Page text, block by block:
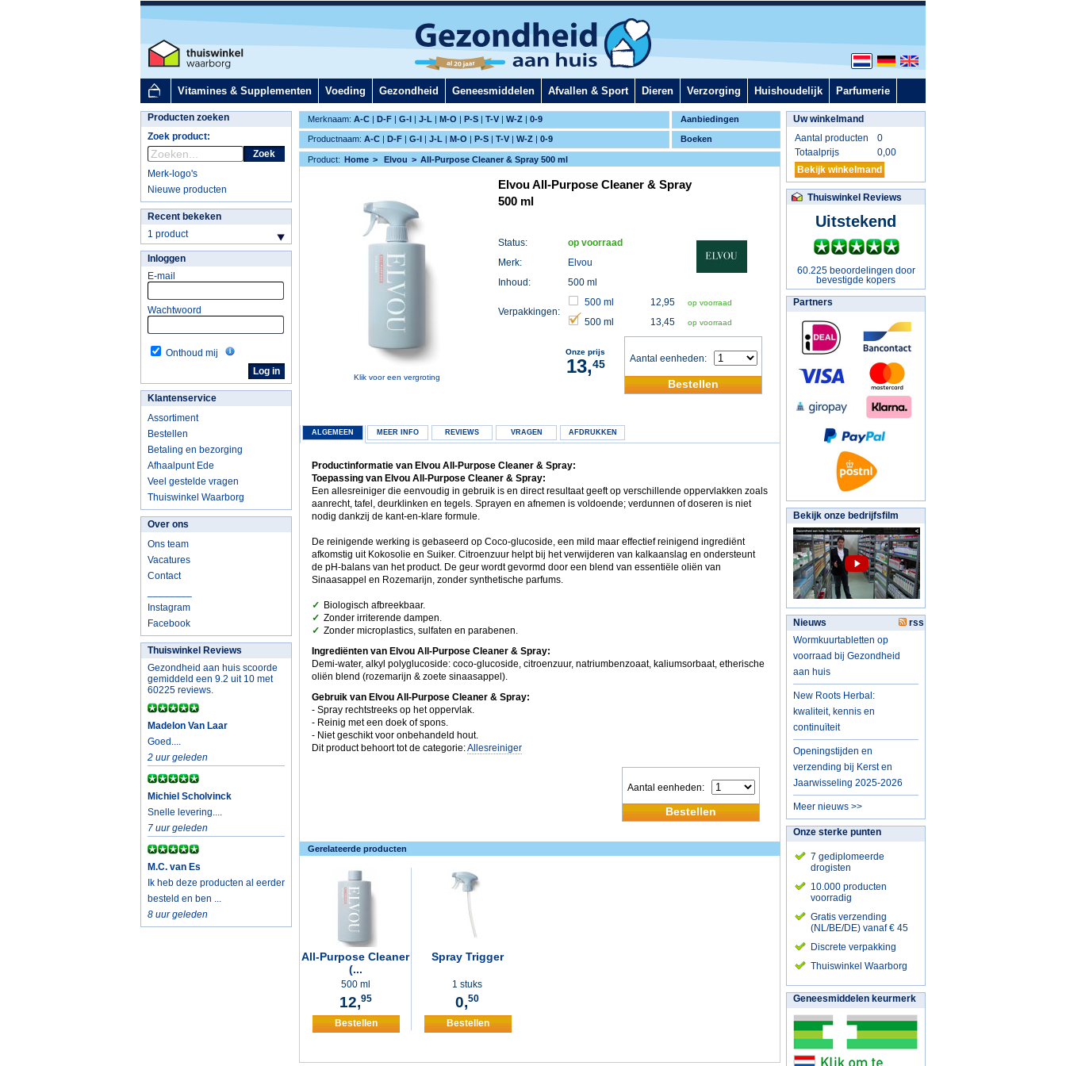
Vitamines & Supplementen Voeding Gezondheid Geneesmiddelen Afvallen & Sport Dieren Verzorging Huishoudelijk Parfumerie
Aanbiedingen
Merknaam: A-C | D-F | G-I | J-L | M-O | P-S | T-V | W-Z | 0-9
Boeken
Productnaam: A-C | D-F | G-I | J-L | M-O | P-S | T-V | W-Z | 0-9
Producten zoeken
Zoek product:
Zoek
Merk-logo's
Nieuwe producten
Recent bekeken
1 product
Inloggen
E-mail
Wachtwoord
Onthoud mij
Klantenservice
Assortiment
Bestellen
Betaling en bezorging
Afhaalpunt Ede
Veel gestelde vragen
Thuiswinkel Waarborg
Over ons
Ons team
Vacatures
Contact
Instagram
Facebook
Thuiswinkel Reviews
Gezondheid aan huis scoorde
gemiddeld een 9.2 uit 10 met
60225 reviews.
Madelon Van Laar
Goed....
2 uur geleden
Michiel Scholvinck
Snelle levering....
7 uur geleden
M.C. van Es
Ik heb deze producten al eerder
besteld en ben ...
8 uur geleden
Product: Home Elvou All-Purpose Cleaner & Spray 500 ml
Klik voor een vergroting
Elvou All-Purpose Cleaner & Spray
500 ml
Status:
op voorraad
Merk:
Elvou
Inhoud:
500 ml
Verpakkingen:
500 ml 12,95 op voorraad
500 ml 13,45 op voorraad
Aantal eenheden:
Bestellen
Onze prijs
13,45
ALGEMEEN MEER INFO REVIEWS VRAGEN AFDRUKKEN
Productinformatie van Elvou All-Purpose Cleaner & Spray:
Toepassing van Elvou All-Purpose Cleaner & Spray:
Een allesreiniger die eenvoudig in gebruik is en direct resultaat geeft op verschillende oppervlakken zoals
aanrecht, tafel, deurklinken en tegels. Sprayen en afnemen is voldoende; verdunnen of doseren is niet
nodig dankzij de kant-en-klare formule.
De reinigende werking is gebaseerd op Coco-glucoside, een mild maar effectief reinigend ingrediënt
afkomstig uit Kokosolie en Suiker. Citroenzuur helpt bij het verwijderen van kalkaanslag en ondersteunt
de pH-balans van het product. De geur wordt gevormd door een blend van essentiële oliën van
Sinaasappel en Rozemarijn, zonder synthetische parfums.
✓ Biologisch afbreekbaar.
✓ Zonder irriterende dampen.
✓ Zonder microplastics, sulfaten en parabenen.
Ingrediënten van Elvou All-Purpose Cleaner & Spray:
Demi-water, alkyl polyglucoside: coco-glucoside, citroenzuur, natriumbenzoaat, kaliumsorbaat, etherische
oliën blend (rozemarijn & zoete sinaasappel).
Gebruik van Elvou All-Purpose Cleaner & Spray:
- Spray rechtstreeks op het oppervlak.
- Reinig met een doek of spons.
- Niet geschikt voor onbehandeld hout.
Dit product behoort tot de categorie:Allesreiniger
Aantal eenheden:
Bestellen
Gerelateerde producten
All-Purpose Cleaner
(...
500 ml
12,95
Bestellen
Spray Trigger
1 stuks
0,50
Bestellen
Uw winkelmand
Aantal producten
0
Totaalprijs
0,00
Bekijk winkelmand
Thuiswinkel Reviews
Uitstekend
60.225 beoordelingen door
bevestigde kopers
Partners
Bekijk onze bedrijfsfilm
Nieuws
rss
Wormkuurtabletten op
voorraad bij Gezondheid
aan huis
New Roots Herbal:
kwaliteit, kennis en
continuïteit
Openingstijden en
verzending bij Kerst en
Jaarwisseling 2025-2026
Meer nieuws >>
Onze sterke punten
7 gediplomeerde
drogisten
10.000 producten
voorradig
Gratis verzending
(NL/BE/DE) vanaf € 45
Discrete verpakking
Thuiswinkel Waarborg
Geneesmiddelen keurmerk